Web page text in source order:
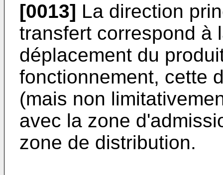
[0013] La direction
transfert correspond à
déplacement du
fonctionnement, cette
(mais non
avec la zone
zone de distribution.